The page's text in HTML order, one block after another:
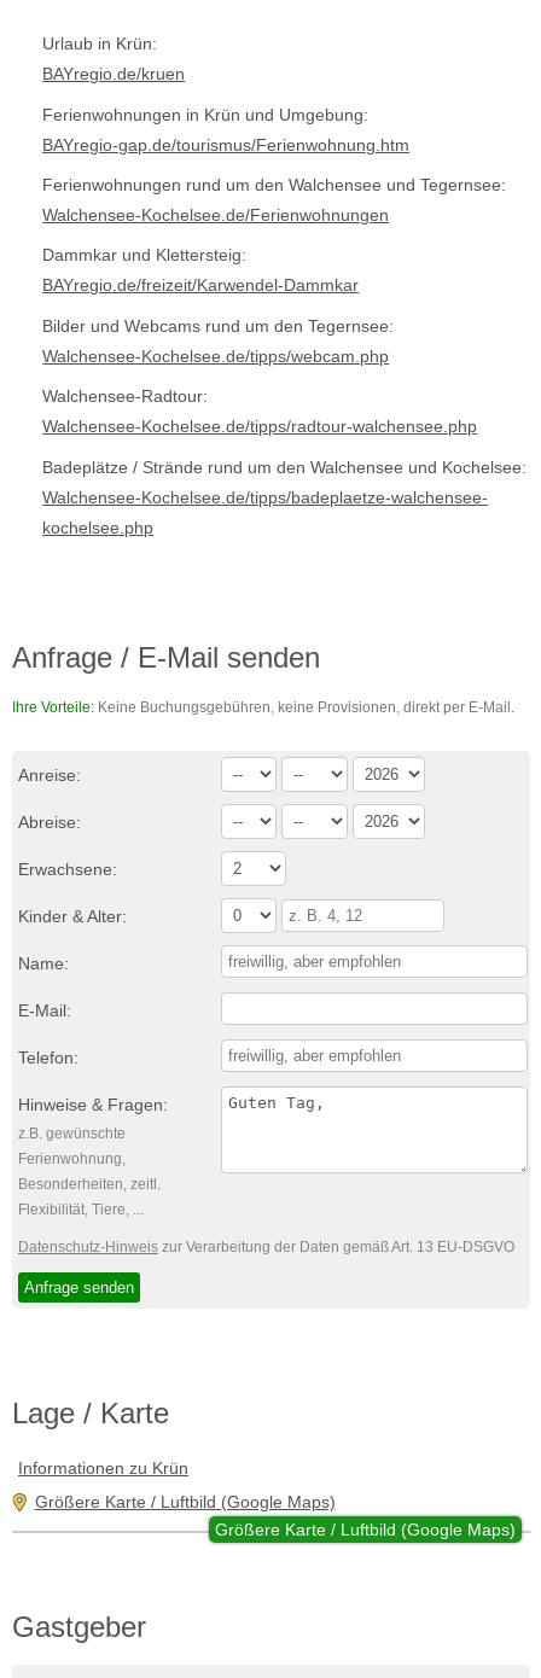
Urlaub in Krün:
BAYregio.de/kruen
Ferienwohnungen in Krün und Umgebung:
BAYregio-gap.de/tourismus/Ferienwohnung.htm
Ferienwohnungen rund um den Walchensee und Tegernsee:
Walchensee-Kochelsee.de/Ferienwohnungen
Dammkar und Klettersteig:
BAYregio.de/freizeit/Karwendel-Dammkar
Bilder und Webcams rund um den Tegernsee:
Walchensee-Kochelsee.de/tipps/webcam.php
Walchensee-Radtour:
Walchensee-Kochelsee.de/tipps/radtour-walchensee.php
Badeplätze / Strände rund um den Walchensee und Kochelsee:
Walchensee-Kochelsee.de/tipps/badeplaetze-walchensee-
kochelsee.php
Anfrage / E-Mail senden
Ihre Vorteile: Keine Buchungsgebühren, keine Provisionen, direkt per E-Mail.
Anreise:
Abreise:
Erwachsene:
Kinder & Alter:
Name:
E-Mail:
Telefon:
Hinweise & Fragen:
z.B. gewünschte
Ferienwohnung,
Besonderheiten, zeitl.
Flexibilität, Tiere, ...
Datenschutz-Hinweis zur Verarbeitung der Daten gemäß Art. 13 EU-DSGVO
Lage / Karte
Informationen zu Krün
Größere Karte / Luftbild (Google Maps)
Größere Karte / Luftbild (Google Maps)
Gastgeber